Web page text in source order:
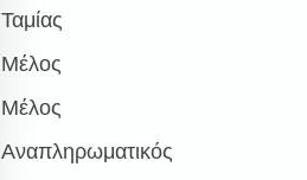
Ταμίας
Μέλος
Μέλος
Αναπληρωματικός